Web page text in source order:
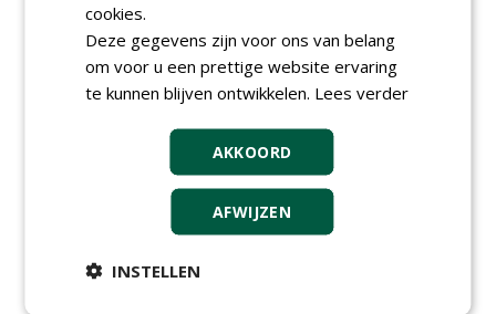
bij Wallaard
30-06-2026, 80 km rond Noordeloos
Werkvoorbereider
week) bij SmitsRinsma
24-06-2026, Zutphen en op project locatie
Ervaren werkvoorbereider
(32-40 uur) bij SmitsRinsma
24-06-2026, Zutphen
meer Groene Banen
cookies.
Deze gegevens zijn voor ons van belang
om voor u een prettige website ervaring
te kunnen blijven ontwikkelen. Lees verder
AKKOORD
AFWIJZEN
INSTELLEN